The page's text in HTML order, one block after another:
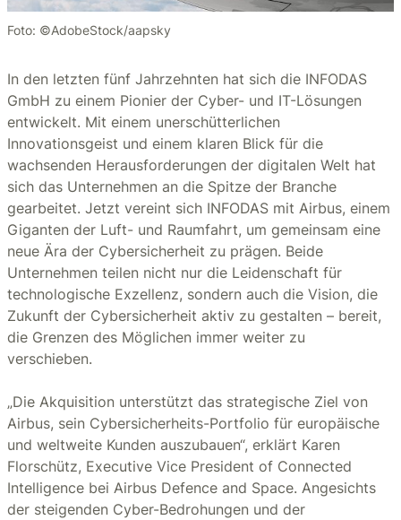
Foto: ©AdobeStock/aapsky
In den letzten fünf Jahrzehnten hat sich die INFODAS
GmbH zu einem Pionier der Cyber- und IT-Lösungen
entwickelt. Mit einem unerschütterlichen
Innovationsgeist und einem klaren Blick für die
wachsenden Herausforderungen der digitalen Welt hat
sich das Unternehmen an die Spitze der Branche
gearbeitet. Jetzt vereint sich INFODAS mit Airbus, einem
Giganten der Luft- und Raumfahrt, um gemeinsam eine
neue Ära der Cybersicherheit zu prägen. Beide
Unternehmen teilen nicht nur die Leidenschaft für
technologische Exzellenz, sondern auch die Vision, die
Zukunft der Cybersicherheit aktiv zu gestalten – bereit,
die Grenzen des Möglichen immer weiter zu
verschieben.
„Die Akquisition unterstützt das strategische Ziel von
Airbus, sein Cybersicherheits-Portfolio für europäische
und weltweite Kunden auszubauen“, erklärt Karen
Florschütz, Executive Vice President of Connected
Intelligence bei Airbus Defence and Space. Angesichts
der steigenden Cyber-Bedrohungen und der